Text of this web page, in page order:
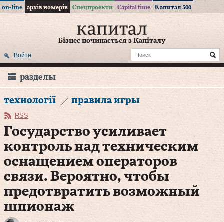
on-line архів номерів Спецпроекти Capital time Капитал 500
Бізнес починається з Капіталу
Войти
разделы
технології правила игры
RSS
Государство усиливает
контроль над техническим
оснащением операторов
связи. Вероятно, чтобы
предотвратить возможный
шпионаж